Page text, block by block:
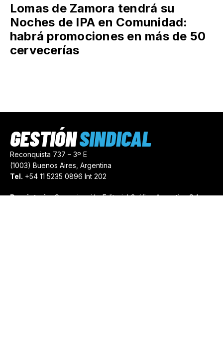
Lomas de Zamora tendrá su
Noches de IPA en Comunidad:
habrá promociones en más de 50
cervecerías
Reconquista 737 – 3º E
(1003) Buenos Aires, Argentina
Tel. +54 11 5235 0896 Int 202
Propietario:Comunicación Editorial Gráfica Argentina S.A.
GESTIÓNSINDICAL